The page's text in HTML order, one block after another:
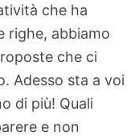
che ha
righe, abbiamo
che ci
Adesso sta a voi
di più! Quali
e non